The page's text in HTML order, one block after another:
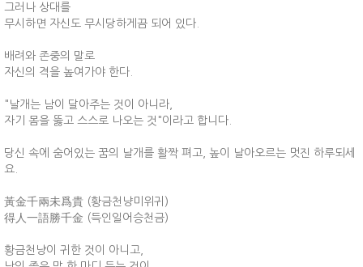
그러나 상대를
무시하면 자신도 무시당하게끔 되어 있다.
배려와 존중의 말로
자신의 격을 높여가야 한다.
"날개는 남이 달아주는 것이 아니라,
자기 몸을 뚫고 스스로 나오는 것"이라고 합니다.
당신 속에 숨어있는 꿈의 날개를 활짝 펴고, 높이 날아오르는 멋진 하루되세
요.
黃金千兩未爲貴 (황금천냥미위귀)
得人一語勝千金 (득인일어승천금)
황금천냥이 귀한 것이 아니고,